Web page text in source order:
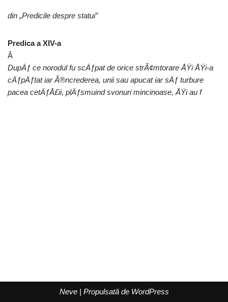
din „Predicile despre statui”
Predica a XIV-a
Â
DupÄƒ ce norodul fu scÄƒpat de orice strÃ¢mtorare ÅŸi ÅŸi-a
cÄƒpÄƒtat iar Ã®ncrederea, unii sau apucat iar sÄƒ turbure
pacea cetÄƒÅ£ii, plÄƒsmuind svonuri mincinoase, ÅŸi au f
Neve| Propulsată de WordPress